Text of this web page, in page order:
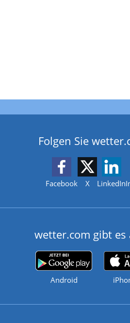
Folgen Sie
Facebook X LinkedIn
wetter.com gibt es
Android